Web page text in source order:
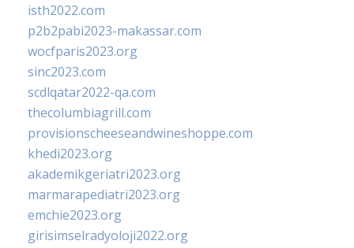
isth2022.com
p2b2pabi2023-makassar.com
wocfparis2023.org
sinc2023.com
scdlqatar2022-qa.com
thecolumbiagrill.com
provisionscheeseandwineshoppe.com
khedi2023.org
akademikgeriatri2023.org
marmarapediatri2023.org
emchie2023.org
girisimselradyoloji2022.org